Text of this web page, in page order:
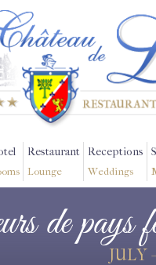
Restaurant
Lounge
Receptions
Weddings
de pays
JULY -